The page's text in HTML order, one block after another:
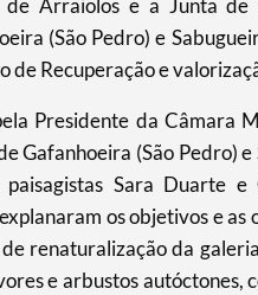
Arraiolos e a Junta de
(São Pedro) e
de Recuperação e
Presidente da Câmara
Gafanhoeira (São Pedro)
Sara Duarte
os objetivos e
renaturalização da
e arbustos